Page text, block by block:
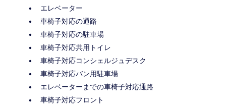
エレベーター
車椅子対応の通路
車椅子対応の駐車場
車椅子対応共用トイレ
車椅子対応コンシェルジュデスク
車椅子対応バン用駐車場
エレベーターまでの車椅子対応通路
車椅子対応フロント